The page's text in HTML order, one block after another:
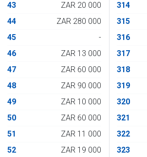
43
ZAR 20 000
44
ZAR 280 000
45
-
46
ZAR 13 000
47
ZAR 60 000
48
ZAR 90 000
49
ZAR 10 000
50
ZAR 60 000
51
ZAR 11 000
52
ZAR 19 000
314
315
316
317
318
319
320
321
322
323